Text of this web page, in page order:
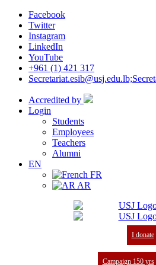
Facebook
Twitter
Instagram
LinkedIn
YouTube
+961 (1) 421 317
Accredited by
Login
Students
Employees
Teachers
Alumni
EN
FR
AR
I donate
Campaign 150 yrs